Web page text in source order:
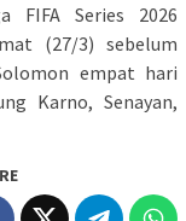
FIFA Series 2026
(27/3) sebelum
empat hari
Karno, Senayan,